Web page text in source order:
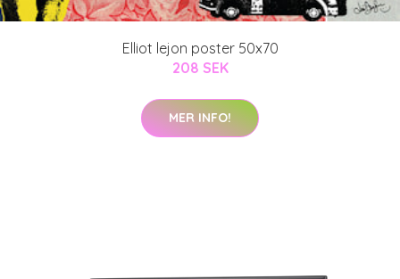
Elliot lejon poster 50x70
208 SEK
MER INFO!